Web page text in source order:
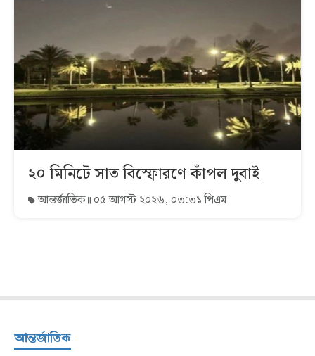
২০ মিনিটে সাত বিস্ফোরণে কাঁপল দুবাই
আন্তর্জাতিক ০৫ আগস্ট ২০২৬, ০৩:৩১ পিএম
আন্তর্জাতিক